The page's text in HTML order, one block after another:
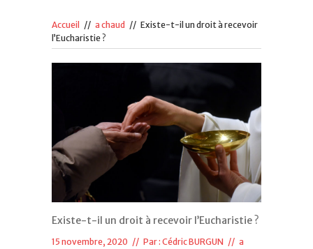
Accueil // a chaud // Existe-t-il un droit à recevoir
l’Eucharistie ?
Existe-t-il un droit à recevoir l’Eucharistie ?
15 novembre, 2020 // Par : Cédric BURGUN // a